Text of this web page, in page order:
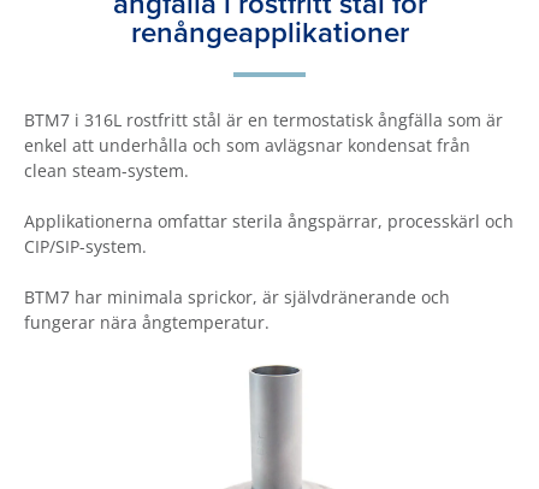
renångeapplikationer
BTM7 i 316L rostfritt stål är en termostatisk ångfälla som är
enkel att underhålla och som avlägsnar kondensat från
clean steam-system.
Applikationerna omfattar sterila ångspärrar, processkärl och
CIP/SIP-system.
BTM7 har minimala sprickor, är självdränerande och
fungerar nära ångtemperatur.